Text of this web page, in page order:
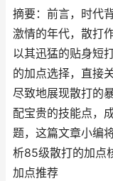
摘要：前言，时代
激情的年代，散打
以其迅猛的贴身短
的加点选择，直接
尽致地展现散打的
配宝贵的技能点，
题，这篇文章小编
析85级散打的加点
加点推荐